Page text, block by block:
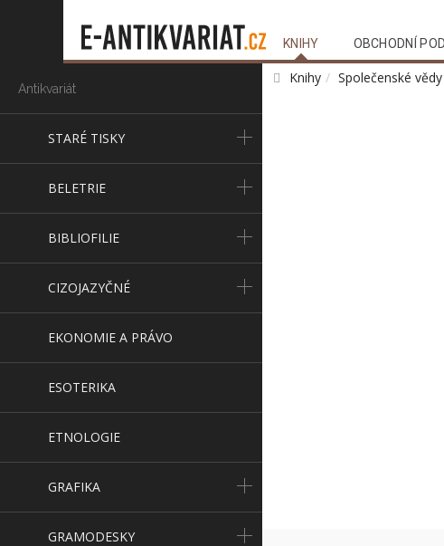
KNIHY OBCHODNÍ
Antikvariát
STARÉ TISKY
BELETRIE
BIBLIOFILIE
CIZOJAZYČNÉ
EKONOMIE A PRÁVO
ESOTERIKA
ETNOLOGIE
GRAFIKA
GRAMODESKY
Knihy Společenské vědy